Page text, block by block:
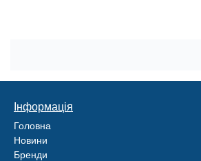
Інформація
Головна
Новини
Бренди